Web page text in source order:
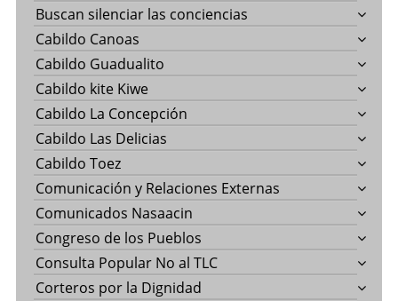
Buscan silenciar las conciencias
Cabildo Canoas
Cabildo Guadualito
Cabildo kite Kiwe
Cabildo La Concepción
Cabildo Las Delicias
Cabildo Toez
Comunicación y Relaciones Externas
Comunicados Nasaacin
Congreso de los Pueblos
Consulta Popular No al TLC
Corteros por la Dignidad